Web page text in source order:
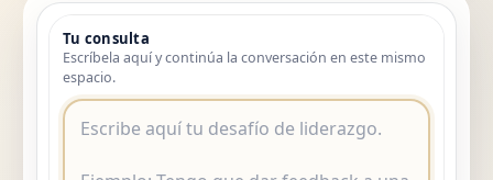
Tu consulta
Escríbela aquí y continúa la conversación en este mismo
espacio.